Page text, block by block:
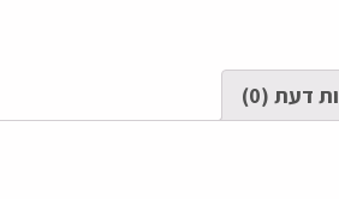
דעת (0)